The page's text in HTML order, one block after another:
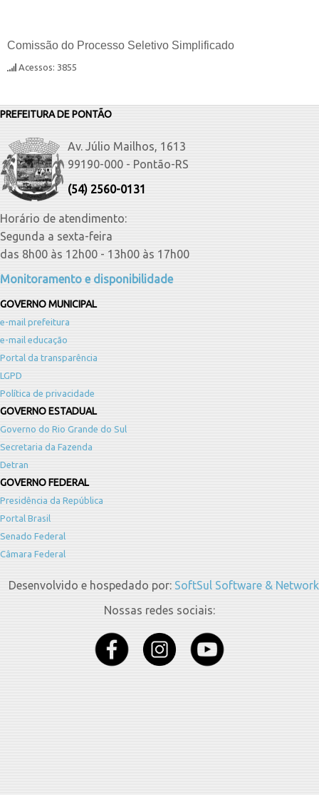
Comissão do Processo Seletivo Simplificado
Acessos: 3855
PREFEITURA DE PONTÃO
Av. Júlio Mailhos, 1613
99190-000 - Pontão-RS
(54) 2560-0131
Horário de atendimento:
Segunda a sexta-feira
das 8h00 às 12h00 - 13h00 às 17h00
Monitoramento e disponibilidade
GOVERNO MUNICIPAL
e-mail prefeitura
e-mail educação
Portal da transparência
LGPD
Política de privacidade
GOVERNO ESTADUAL
Governo do Rio Grande do Sul
Secretaria da Fazenda
Detran
GOVERNO FEDERAL
Presidência da República
Portal Brasil
Senado Federal
Câmara Federal
Desenvolvido e hospedado por: SoftSul Software & Network
Nossas redes sociais: